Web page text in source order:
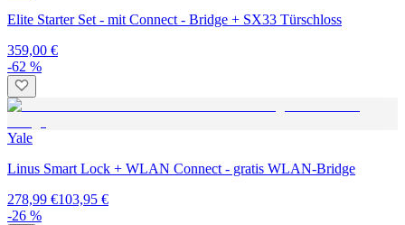
Elite Starter Set - mit Connect - Bridge + SX33 Türschloss
359,00 €
-62 %
Yale
Linus Smart Lock + WLAN Connect - gratis WLAN-Bridge
278,99 €103,95 €
-26 %